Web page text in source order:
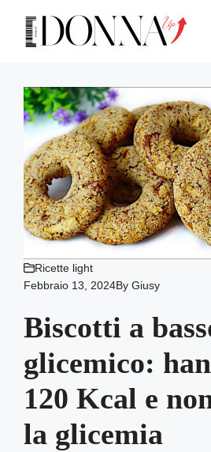
contenuto
Ricette light
Febbraio 13, 2024ByGiusy
Biscotti a
glicemico:
120 Kcal e
la glicemia